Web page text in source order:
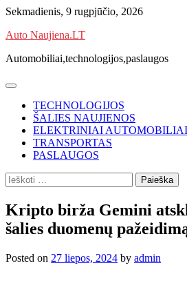
Skip
content
Sekmadienis, 9 rugpjūčio, 2026
Auto Naujiena.LT
Automobiliai,technologijos,paslaugos
TECHNOLOGIJOS
ŠALIES NAUJIENOS
ELEKTRINIAI AUTOMOBILIAI
TRANSPORTAS
PASLAUGOS
Ieškoti:
Kripto birža Gemini
šalies duomenų
Posted on 27 liepos, 2024 by admin